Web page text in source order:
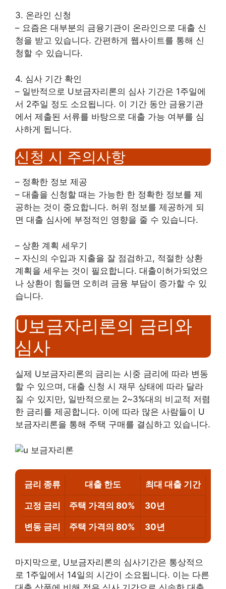
3. 온라인 신청
– 요즘은 대부분의 금융기관이 온라인으로 대출 신
청을 받고 있습니다. 간편하게 웹사이트를 통해 신
청할 수 있습니다.
4. 심사 기간 확인
– 일반적으로 U보금자리론의 심사 기간은 1주일에
서 2주일 정도 소요됩니다. 이 기간 동안 금융기관
에서 제출된 서류를 바탕으로 대출 가능 여부를 심
사하게 됩니다.
신청 시 주의사항
– 정확한 정보 제공
– 대출을 신청할 때는 가능한 한 정확한 정보를 제
공하는 것이 중요합니다. 허위 정보를 제공하게 되
면 대출 심사에 부정적인 영향을 줄 수 있습니다.
– 상환 계획 세우기
– 자신의 수입과 지출을 잘 점검하고, 적절한 상환
계획을 세우는 것이 필요합니다. 대출이허가되었으
나 상환이 힘들면 오히려 금융 부담이 증가할 수 있
습니다.
U보금자리론의 금리와
심사
실제 U보금자리론의 금리는 시중 금리에 따라 변동
할 수 있으며, 대출 신청 시 재무 상태에 따라 달라
질 수 있지만, 일반적으로는 2~3%대의 비교적 저렴
한 금리를 제공합니다. 이에 따라 많은 사람들이 U
보금자리론을 통해 주택 구매를 결심하고 있습니다.
금리 종류 대출 한도 최대 대출 기간
고정 금리 주택 가격의 80% 30년
변동 금리 주택 가격의 80% 30년
마지막으로, U보금자리론의 심사기간은 통상적으
로 1주일에서 14일의 시간이 소요됩니다. 이는 다른